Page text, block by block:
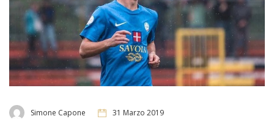
Simone Capone 31 Marzo 2019